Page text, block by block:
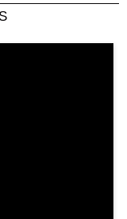
photo
Imaginez...